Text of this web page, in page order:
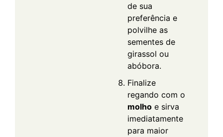
de sua
preferência e
polvilhe as
sementes de
girassol ou
abóbora.
Finalize
regando com o
molho e sirva
imediatamente
para maior